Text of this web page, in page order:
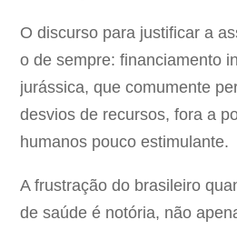
O discurso para justificar a
o de sempre: financiamento
jurássica, que comumente
desvios de recursos, fora a
humanos pouco estimulante.
A frustração do brasileiro
de saúde é notória, não